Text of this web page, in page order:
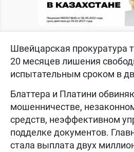
Швейцарская прокуратура
20 месяцев лишения
испытательным сроком в
Блаттера и Платини
мошенничестве,
средств, неэффективном
подделке документов.
стала выплата двух